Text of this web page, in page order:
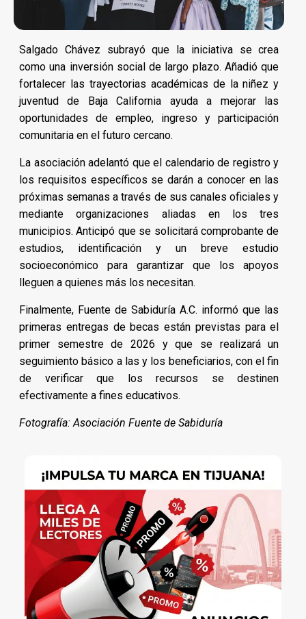
Salgado Chávez subrayó que la iniciativa se crea
como una inversión social de largo plazo. Añadió que
fortalecer las trayectorias académicas de la niñez y
juventud de Baja California ayuda a mejorar las
oportunidades de empleo, ingreso y participación
comunitaria en el futuro cercano.
La asociación adelantó que el calendario de registro y
los requisitos específicos se darán a conocer en las
próximas semanas a través de sus canales oficiales y
mediante organizaciones aliadas en los tres
municipios. Anticipó que se solicitará comprobante de
estudios, identificación y un breve estudio
socioeconómico para garantizar que los apoyos
lleguen a quienes más los necesitan.
Finalmente, Fuente de Sabiduría A.C. informó que las
primeras entregas de becas están previstas para el
primer semestre de 2026 y que se realizará un
seguimiento básico a las y los beneficiarios, con el fin
de verificar que los recursos se destinen
efectivamente a fines educativos.
Fotografía: Asociación Fuente de Sabiduría